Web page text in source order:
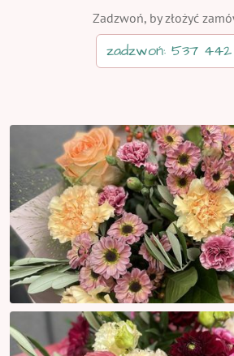
Zadzwoń, by złożyć
zadzwoń: 537 442